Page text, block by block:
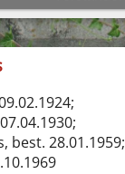
best. 28.01.1959;